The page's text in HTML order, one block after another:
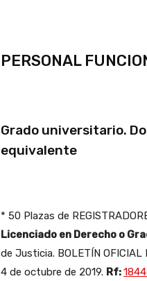
PERSONAL
Grado universitario.
equivalente
* 50 Plazas de
Licenciado en Derecho o
de Justicia. BOLETÍN
4 de octubre de 2019. Rf: